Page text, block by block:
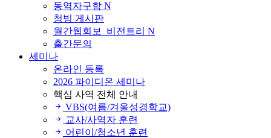
동역자구함 N
청빙 게시판
월간웹회보_비전트리 N
출간문의
세미나
온라인 등록
2026 파이디온 세미나
핵심 사역 전체 안내
VBS(여름/겨울성경학교)
교사/사역자 훈련
어린이/청소년 훈련